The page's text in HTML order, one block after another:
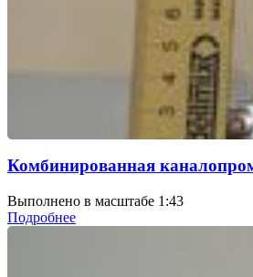
Комбинированная
Выполнено в масштабе 1:43
Подробнее